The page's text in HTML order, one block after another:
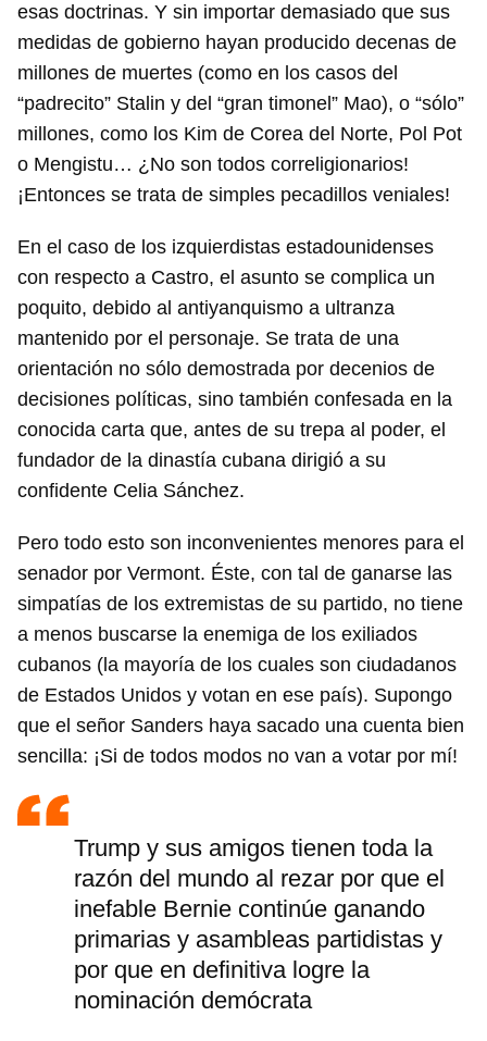
Guardar como favorito
Para poder guardar como favorito, primero has de
INICIAR SESIÓN CANCELAR
esas doctrinas. Y sin importar demasiado que sus
medidas de gobierno hayan producido decenas de
millones de muertes (como en los casos del
“padrecito” Stalin y del “gran timonel” Mao), o “sólo”
millones, como los Kim de Corea del Norte, Pol Pot
o Mengistu… ¿No son todos correligionarios!
¡Entonces se trata de simples pecadillos veniales!
En el caso de los izquierdistas estadounidenses
con respecto a Castro, el asunto se complica un
poquito, debido al antiyanquismo a ultranza
mantenido por el personaje. Se trata de una
orientación no sólo demostrada por decenios de
decisiones políticas, sino también confesada en la
conocida carta que, antes de su trepa al poder, el
fundador de la dinastía cubana dirigió a su
confidente Celia Sánchez.
Pero todo esto son inconvenientes menores para el
senador por Vermont. Éste, con tal de ganarse las
simpatías de los extremistas de su partido, no tiene
a menos buscarse la enemiga de los exiliados
cubanos (la mayoría de los cuales son ciudadanos
de Estados Unidos y votan en ese país). Supongo
que el señor Sanders haya sacado una cuenta bien
sencilla: ¡Si de todos modos no van a votar por mí!
Trump y sus amigos tienen toda la
razón del mundo al rezar por que el
inefable Bernie continúe ganando
primarias y asambleas partidistas y
por que en definitiva logre la
nominación demócrata